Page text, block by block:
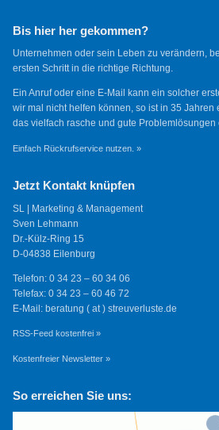
Bis hier her gekommen?
Unternehmen oder sein Leben zu verändern,
ersten Schritt in die richtige Richtung.
Ein Anruf oder eine E-Mail kann ein solcher
wir mal nicht helfen können, so ist in 35 Jahren
das vielfach rasche und gute Problemlösungen
Einfach Rückrufservice nutzen. »
Jetzt Kontakt knüpfen
SL | Marketing & Management
Sven Lehmann
Dr.-Külz-Ring 15
D-04838 Eilenburg
Telefon: 0 34 23 – 60 34 06
Telefax: 0 34 23 – 60 46 72
E-Mail: beratung ( at ) streuverluste.de
RSS-Feed kostenfrei »
Kostenfreier Newsletter »
So erreichen Sie uns: